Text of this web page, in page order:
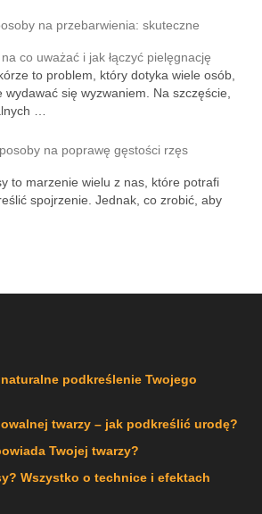
na przebarwienia: skuteczne
co uważać i jak łączyć pielęgnację
to problem, który dotyka wiele osób,
się wyzwaniem. Na szczęście,
…
na poprawę gęstości rzęs
to marzenie wielu z nas, które potrafi
spojrzenie. Jednak, co zrobić, aby
podkreślenie Twojego
twarzy – jak podkreślić urodę?
Twojej twarzy?
Wszystko o technice i efektach